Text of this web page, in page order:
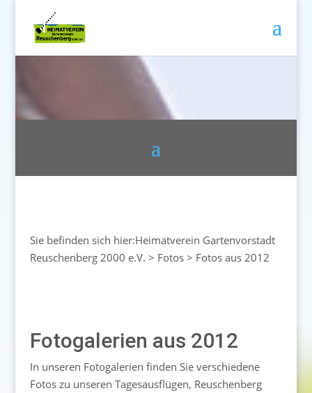
Sie befinden sich hier:Heimatverein Gartenvorstadt
Reuschenberg 2000 e.V. > Fotos> Fotos aus 2012
Fotogalerien aus 2012
In unseren Fotogalerien finden Sie verschiedene
Fotos zu unseren Tagesausflügen, Reuschenberg